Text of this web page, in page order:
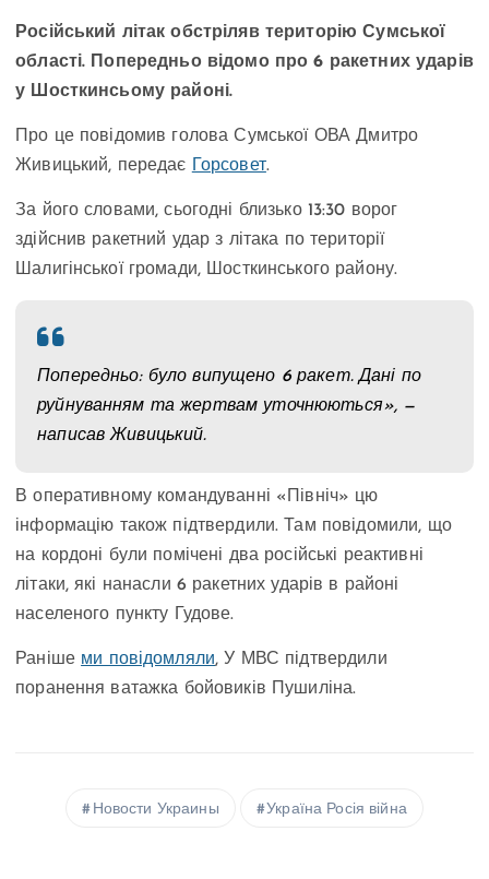
Російський літак обстріляв територію Сумської
області. Попередньо відомо про 6 ракетних ударів
у Шосткинсьому районі.
Про це повідомив голова Сумської ОВА Дмитро
Живицький, передає
Горсовет.
За його словами, сьогодні близько 13:30 ворог
здійснив ракетний удар з літака по території
Шалигінської громади, Шосткинського району.
Попередньо: було випущено 6 ракет. Дані по
руйнуванням та жертвам уточнюються», —
написав Живицький.
В оперативному командуванні «Північ» цю
інформацію також підтвердили. Там повідомили, що
на кордоні були помічені два російські реактивні
літаки, які нанасли 6 ракетних ударів в районі
населеного пункту Гудове.
Раніше ми повідомляли, У МВС підтвердили
поранення ватажка бойовиків Пушиліна.
Новости Украины Україна Росія війна